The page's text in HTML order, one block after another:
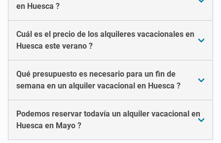
en Huesca ?
Cuál es el precio de los alquileres vacacionales en
Huesca este verano ?
Qué presupuesto es necesario para un fin de
semana en un alquiler vacacional en Huesca ?
Podemos reservar todavía un alquiler vacacional en
Huesca en Mayo ?